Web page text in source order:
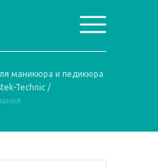
маникюра и педикюра
Technic /